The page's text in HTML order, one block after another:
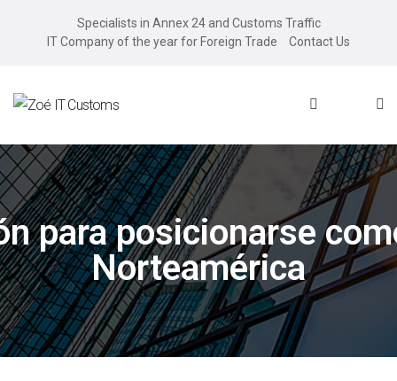
Specialists in Annex 24 and Customs Traffic
IT Company of the year for Foreign Trade
Contact Us
para posicionarse
Norteamérica